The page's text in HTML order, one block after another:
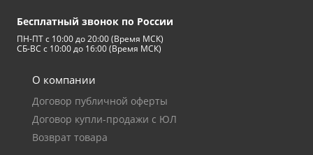
Мангазея - первым покупателям скидка
10%
Бесплатный звонок по России
ПН-ПТ с 10:00 до 20:00 (Время МСК)
СБ-ВС с 10:00 до 16:00 (Время МСК)
О компании
Договор публичной оферты
Договор купли-продажи с ЮЛ
Возврат товара